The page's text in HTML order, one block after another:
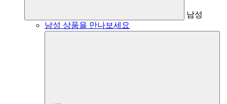
남성
남성 상품을 만나보세요